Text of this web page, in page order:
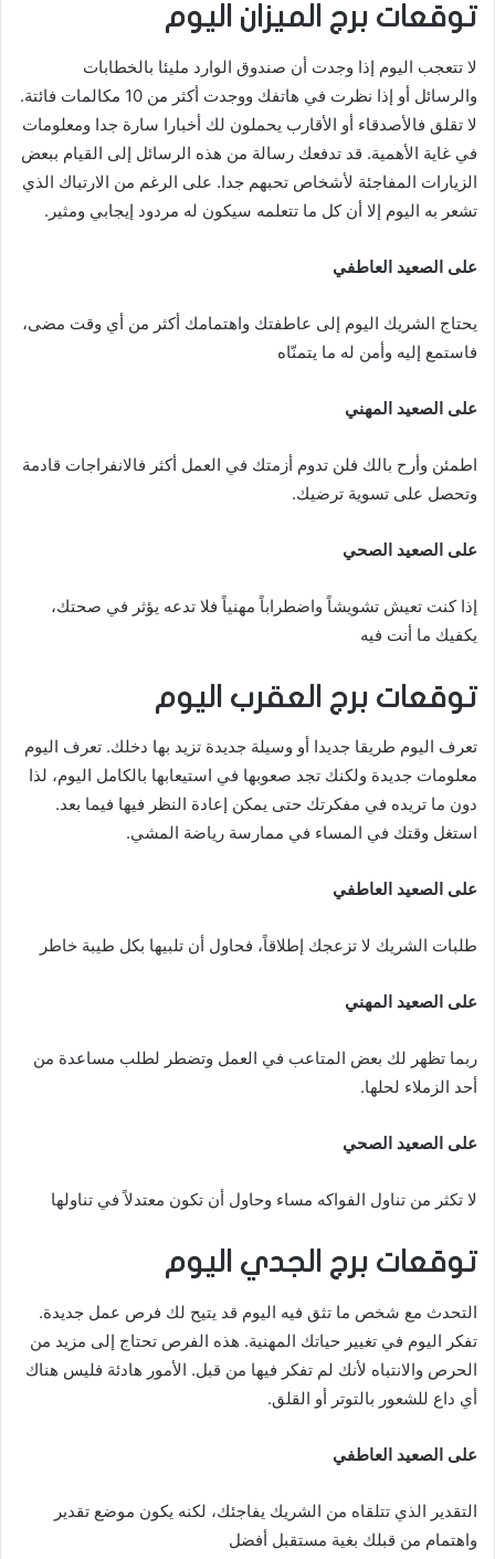
توقعات برج الميزان اليوم
لا تتعجب اليوم إذا وجدت أن صندوق الوارد مليئا بالخطابات
والرسائل أو إذا نظرت في هاتفك ووجدت أكثر من 10 مكالمات فائتة.
لا تقلق فالأصدقاء أو الأقارب يحملون لك أخبارا سارة جدا ومعلومات
في غاية الأهمية. قد تدفعك رسالة من هذه الرسائل إلى القيام ببعض
الزيارات المفاجئة لأشخاص تحبهم جدا. على الرغم من الارتباك الذي
تشعر به اليوم إلا أن كل ما تتعلمه سيكون له مردود إيجابي ومثير.
على الصعيد العاطفي
يحتاج الشريك اليوم إلى عاطفتك واهتمامك أكثر من أي وقت مضى،
فاستمع إليه وأمن له ما يتمنّاه
على الصعيد المهني
اطمئن وأرح بالك فلن تدوم أزمتك في العمل أكثر فالانفراجات قادمة
وتحصل على تسوية ترضيك.
على الصعيد الصحي
إذا كنت تعيش تشويشاً واضطراباً مهنياً فلا تدعه يؤثر في صحتك،
يكفيك ما أنت فيه
توقعات برج العقرب اليوم
تعرف اليوم طريقا جديدا أو وسيلة جديدة تزيد بها دخلك. تعرف اليوم
معلومات جديدة ولكنك تجد صعوبها في استيعابها بالكامل اليوم، لذا
دون ما تريده في مفكرتك حتى يمكن إعادة النظر فيها فيما بعد.
استغل وقتك في المساء في ممارسة رياضة المشي.
على الصعيد العاطفي
طلبات الشريك لا تزعجك إطلاقاً، فحاول أن تلبيها بكل طيبة خاطر
على الصعيد المهني
ربما تظهر لك بعض المتاعب في العمل وتضطر لطلب مساعدة من
أحد الزملاء لحلها.
على الصعيد الصحي
لا تكثر من تناول الفواكه مساء وحاول أن تكون معتدلاً في تناولها
توقعات برج الجدي اليوم
التحدث مع شخص ما تثق فيه اليوم قد يتيح لك فرص عمل جديدة.
تفكر اليوم في تغيير حياتك المهنية. هذه الفرص تحتاج إلى مزيد من
الحرص والانتباه لأنك لم تفكر فيها من قبل. الأمور هادئة فليس هناك
أي داع للشعور بالتوتر أو القلق.
على الصعيد العاطفي
التقدير الذي تتلقاه من الشريك يفاجئك، لكنه يكون موضع تقدير
واهتمام من قبلك بغية مستقبل أفضل